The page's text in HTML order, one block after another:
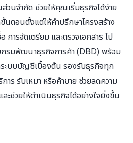
วนจำกัด ช่วยให้คุณเริ่มธุรกิจได้ง่าย
นตอนตั้งแต่ให้คำปรึกษาโครงสร้าง
ารจัดเตรียม และตรวจเอกสาร ไป
รมพัฒนาธุรกิจการค้า (DBD) พร้อม
ระบบบัญชีเบื้องต้น รองรับธุรกิจทุก
การ รับเหมา หรือค้าขาย ช่วยลดความ
ะช่วยให้ดำเนินธุรกิจได้อย่างใจยิ่งขึ้น